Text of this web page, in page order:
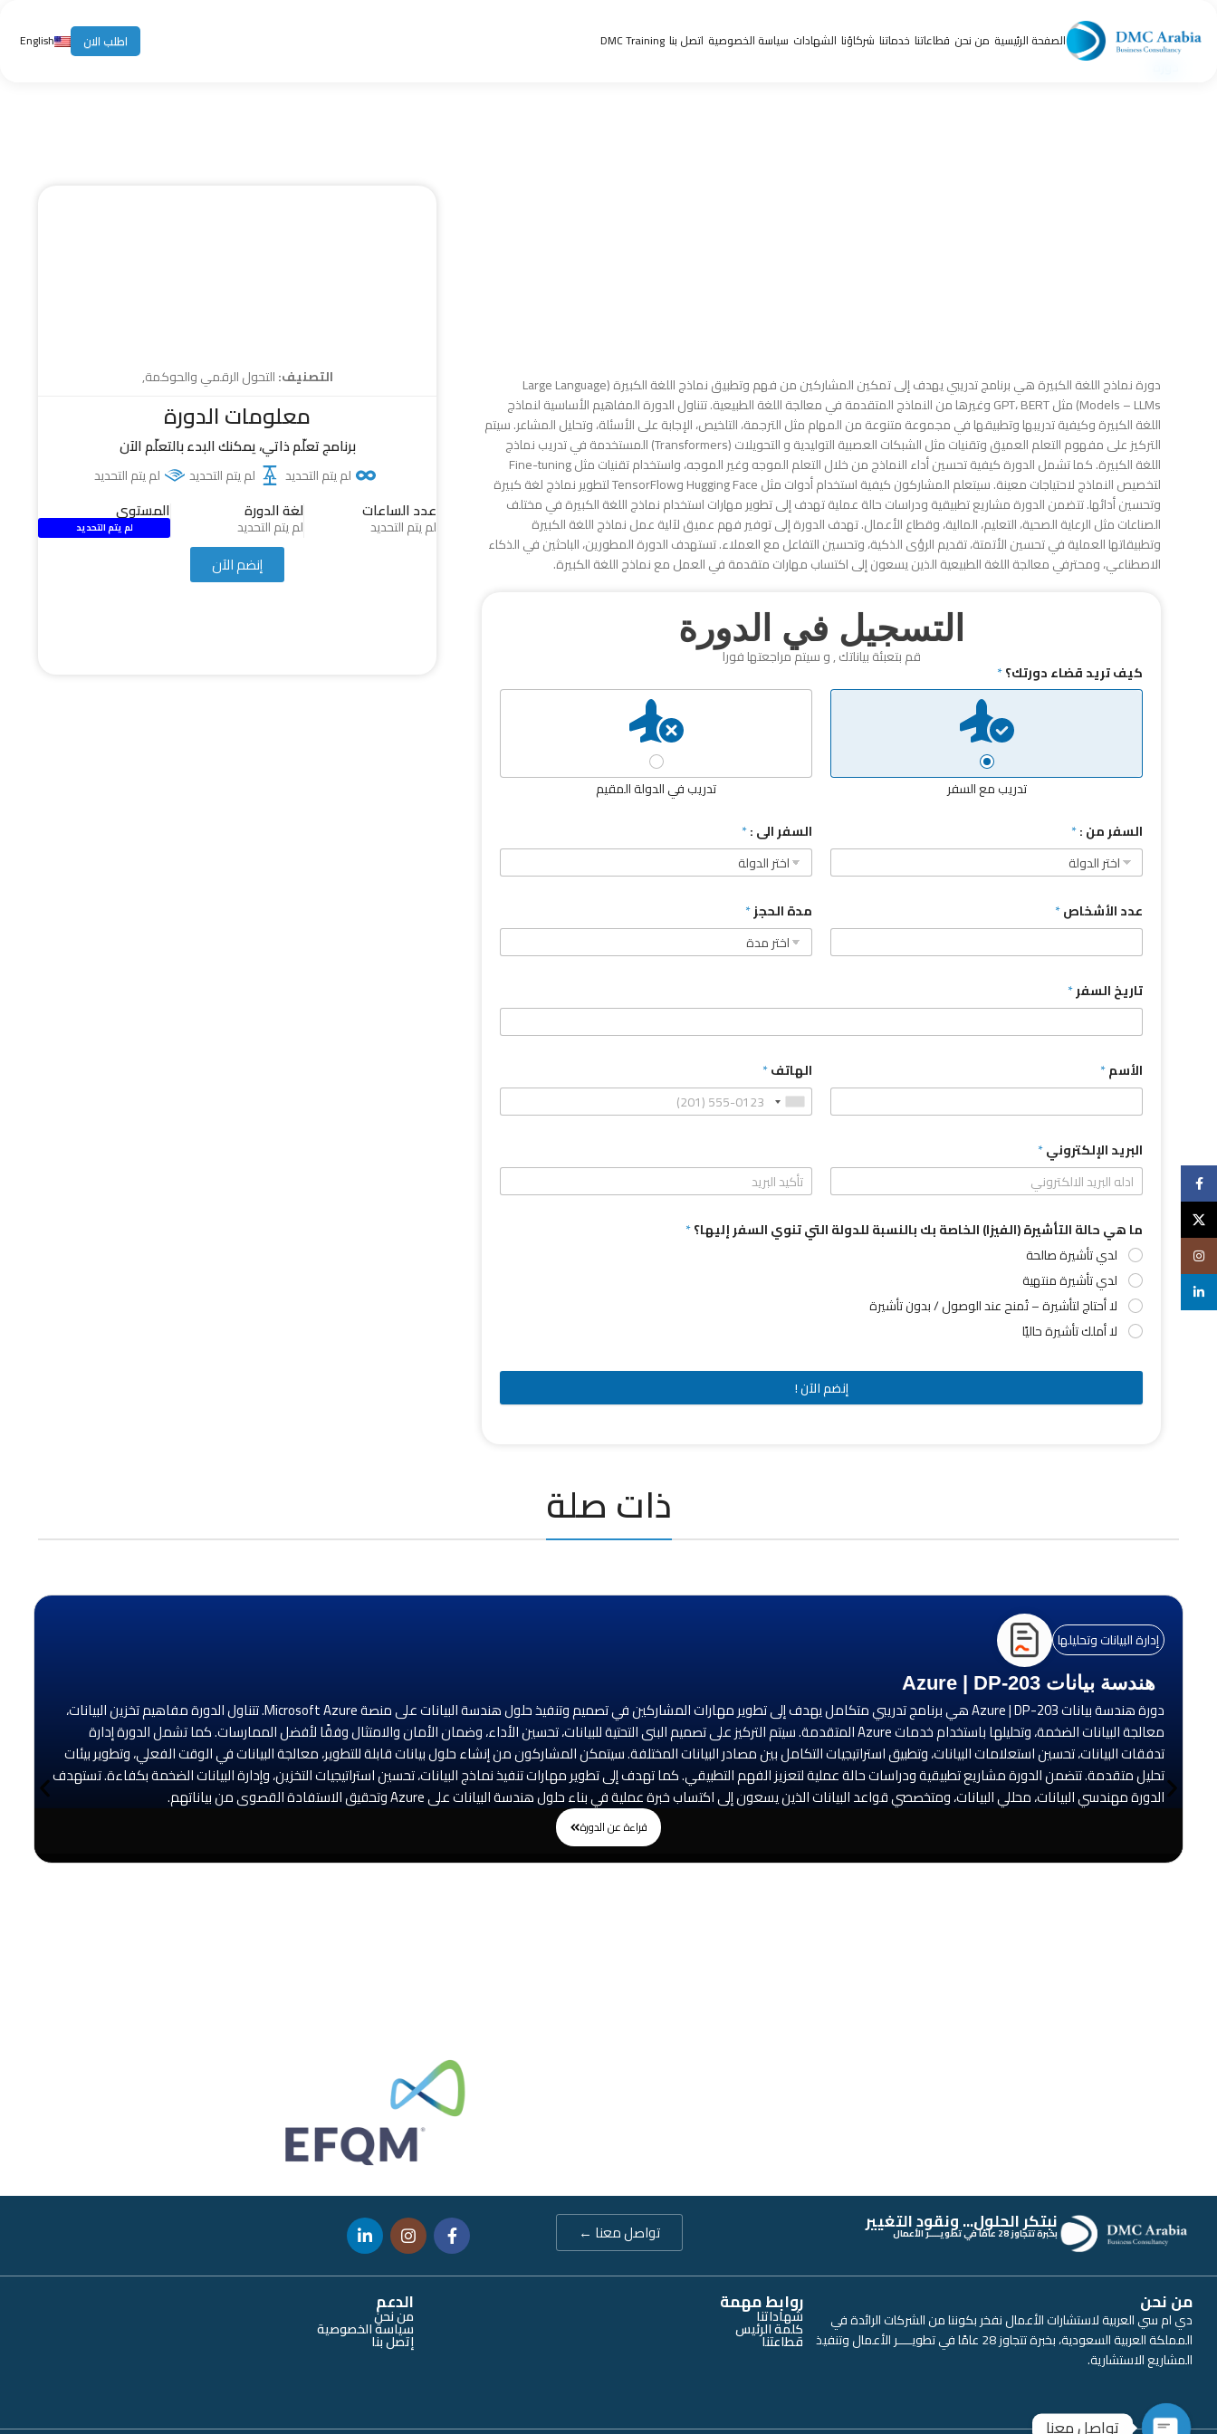
الصفحة الرئيسية من نحن قطاعاتنا خدماتنا شركاؤنا الشهادات سياسة الخصوصية اتصل بنا DMC Training اطلب الان English
دورة نماذج اللغة الكبيرة هي برنامج تدريبي يهدف إلى تمكين المشاركين من فهم وتطبيق نماذج اللغة الكبيرة (Large Language
Models – LLMs) مثل GPT، BERT وغيرها من النماذج المتقدمة في معالجة اللغة الطبيعية. تتناول الدورة المفاهيم الأساسية لنماذج
اللغة الكبيرة وكيفية تدريبها وتطبيقها في مجموعة متنوعة من المهام مثل الترجمة، التلخيص، الإجابة على الأسئلة، وتحليل المشاعر. سيتم
التركيز على مفهوم التعلم العميق وتقنيات مثل الشبكات العصبية التوليدية و التحويلات (Transformers) المستخدمة في تدريب نماذج
اللغة الكبيرة. كما تشمل الدورة كيفية تحسين أداء النماذج من خلال التعلم الموجه وغير الموجه، واستخدام تقنيات مثل Fine-tuning
لتخصيص النماذج لاحتياجات معينة. سيتعلم المشاركون كيفية استخدام أدوات مثل Hugging Face وTensorFlow لتطوير نماذج لغة كبيرة
وتحسين أدائها. تتضمن الدورة مشاريع تطبيقية ودراسات حالة عملية تهدف إلى تطوير مهارات استخدام نماذج اللغة الكبيرة في مختلف
الصناعات مثل الرعاية الصحية، التعليم، المالية، وقطاع الأعمال. تهدف الدورة إلى توفير فهم عميق لآلية عمل نماذج اللغة الكبيرة
وتطبيقاتها العملية في تحسين الأتمتة، تقديم الرؤى الذكية، وتحسين التفاعل مع العملاء. تستهدف الدورة المطورين، الباحثين في الذكاء
الاصطناعي، ومحترفي معالجة اللغة الطبيعية الذين يسعون إلى اكتساب مهارات متقدمة في العمل مع نماذج اللغة الكبيرة.
التسجيل في الدورة
قم بتعبئة بياناتك , و سيتم مراجعتها فورا
كيف تريد قضاء دورتك؟*
تدريب مع السفر
تدريب في الدولة المقيم
السفر من :* السفر الى :*
عدد الأشخاص* مدة الحجز*
تاريخ السفر*
الأسم* الهاتف*
البريد الإلكتروني*
ما هي حالة التأشيرة (الفيزا) الخاصة بك بالنسبة للدولة التي تنوي السفر إليها؟*
لدي تأشيرة صالحة
لدي تأشيرة منتهية
لا أحتاج لتأشيرة – تُمنح عند الوصول / بدون تأشيرة
لا أملك تأشيرة حاليًا
إنضم الآن !
التصنيف:التحول الرقمي والحوكمة,
معلومات الدورة
برنامج تعلّم ذاتي، يمكنك البدء بالتعلّم الآن
لم يتم التحديد لم يتم التحديد لم يتم التحديد
عدد الساعات
لم يتم التحديد
لغة الدورة
لم يتم التحديد
المستوى
لم يتم التحديد
إنضم الآن
ذات صلة
إدارة البيانات وتحليلها
هندسة بيانات Azure | DP-203
دورة هندسة بيانات Azure | DP-203 هي برنامج تدريبي متكامل يهدف إلى تطوير مهارات المشاركين في تصميم وتنفيذ حلول هندسة البيانات على منصة Microsoft Azure. تتناول الدورة مفاهيم تخزين البيانات،
معالجة البيانات الضخمة، وتحليلها باستخدام خدمات Azure المتقدمة. سيتم التركيز على تصميم البنى التحتية للبيانات، تحسين الأداء، وضمان الأمان والامتثال وفقًا لأفضل الممارسات. كما تشمل الدورة إدارة
تدفقات البيانات، تحسين استعلامات البيانات، وتطبيق استراتيجيات التكامل بين مصادر البيانات المختلفة. سيتمكن المشاركون من إنشاء حلول بيانات قابلة للتطوير، معالجة البيانات في الوقت الفعلي، وتطوير بيئات
تحليل متقدمة. تتضمن الدورة مشاريع تطبيقية ودراسات حالة عملية لتعزيز الفهم التطبيقي. كما تهدف إلى تطوير مهارات تنفيذ نماذج البيانات، تحسين استراتيجيات التخزين، وإدارة البيانات الضخمة بكفاءة. تستهدف
الدورة مهندسي البيانات، محللي البيانات، ومتخصصي قواعد البيانات الذين يسعون إلى اكتساب خبرة عملية في بناء حلول هندسة البيانات على Azure وتحقيق الاستفادة القصوى من بياناتهم.
قراءة عن الدورة
نبتكر الحلول... ونقود التغيير
بخبرة تتجاوز 28 عامًا في تطويــــر الأعمال تواصل معنا ←
من نحن
دي ام سي العربية لاستشارات الأعمال نفخر بكوننا من الشركات الرائدة في
المملكة العربية السعودية، بخبرة تتجاوز 28 عامًا في تطويــــر الأعمال وتنفيذ
المشاريع الاستشارية.
روابط مهمة
شهاداتنا
كلمة الرئيس
قطاعتنا
الدعم
من نحن
سياسة الخصوصية
إتصل بنا
Facebook
Instagram
linkedin
تواصل معنا